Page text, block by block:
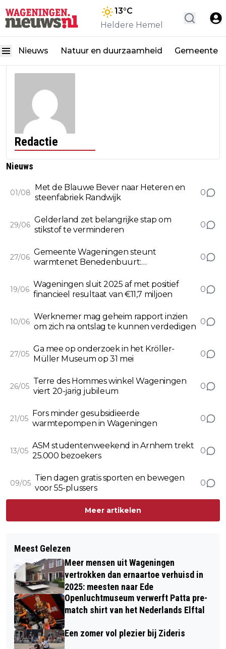
13°C
Heldere Hemel
Nieuws Natuur en duurzaamheid Gemeente
Redactie
Nieuws
01/08
Met de Blauwe Bever naar Heteren en
steenfabriek Randwijk
0
29/06
Gelderland zet belangrijke stap om
stikstof te verminderen
0
27/06
Gemeente Wageningen steunt
warmtenet Benedenbuurt:
voorwaarden
0
19/06
Wageningen sluit 2025 af met positief
financieel resultaat van €11,7 miljoen
0
10/06
Werknemer mag geheim rapport inzien
om zich na ontslag te kunnen verdedigen
0
27/05
Ga mee op onderzoek in het Kröller-
Müller Museum op 31 mei
0
26/05
Terre des Hommes winkel Wageningen
viert 20-jarig jubileum
0
21/05
Fors minder gesubsidieerde
warmtepompen in Wageningen
0
13/05
ASM studentenweekend in Arnhem trekt
25.000 bezoekers
0
09/05
Tien dagen gratis sporten en bewegen
voor 55-plussers
0
Meer artikelen
Meest Gelezen
Meer mensen uit Wageningen
vertrokken dan ernaartoe verhuisd in
2025: meesten naar Ede
Openluchtmuseum verwerft Patta pre-
match shirt van het Nederlands Elftal
Een zomer vol plezier bij Zideris